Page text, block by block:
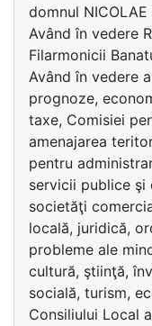
domnul NICOLAE
Având în vedere
Filarmonicii
Având în vedere
prognoze,
taxe, Comisiei
amenajarea
pentru
servicii publice şi
societăţi
locală, juridică,
probleme ale
cultură, ştiinţă,
socială, turism,
Consiliului Local